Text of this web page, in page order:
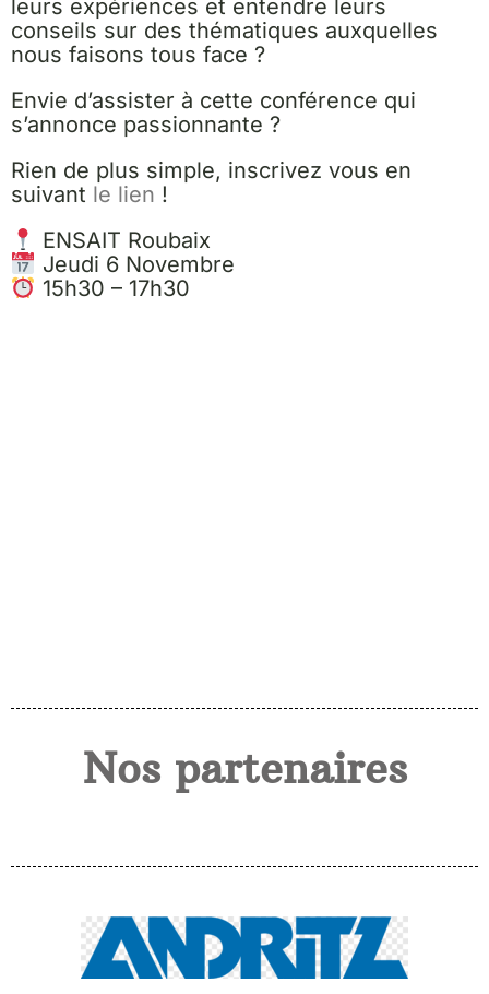
leurs expériences et entendre leurs
conseils sur des thématiques auxquelles
nous faisons tous face ?
Envie d’assister à cette conférence qui
s’annonce passionnante ?
Rien de plus simple, inscrivez vous en
suivant le lien !
ENSAIT Roubaix
Jeudi 6 Novembre
15h30 – 17h30
Nos partenaires